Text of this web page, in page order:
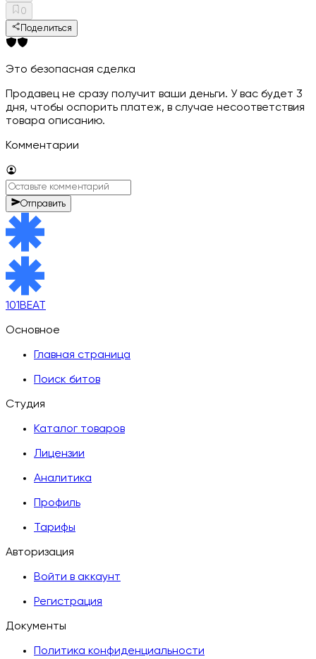
0
Поделиться
Это безопасная сделка
Продавец не сразу получит ваши деньги. У вас будет 3
дня, чтобы оспорить платеж, в случае несоответствия
товара описанию.
Комментарии
Отправить
101BEAT
Основное
Главная страница
Поиск битов
Студия
Каталог товаров
Лицензии
Аналитика
Профиль
Тарифы
Авторизация
Войти в аккаунт
Регистрация
Документы
Политика конфиденциальности